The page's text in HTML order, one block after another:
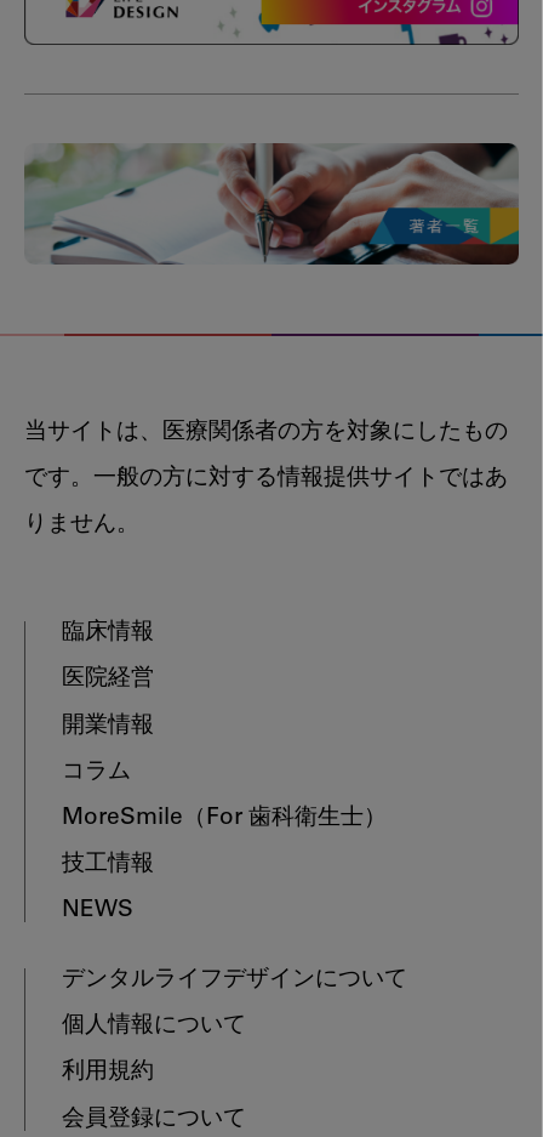
当サイトは、医療関係者の方を対象にしたもの
です。一般の方に対する情報提供サイトではあ
りません。
臨床情報
医院経営
開業情報
コラム
MoreSmile （For 歯科衛生士）
技工情報
NEWS
デンタルライフデザインについて
個人情報について
利用規約
会員登録について